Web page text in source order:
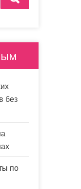
без
по